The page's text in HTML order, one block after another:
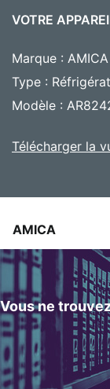
VOTRE
Marque : AMICA
Type :
Modèle :
Télécharger la
AMICA
Vous ne